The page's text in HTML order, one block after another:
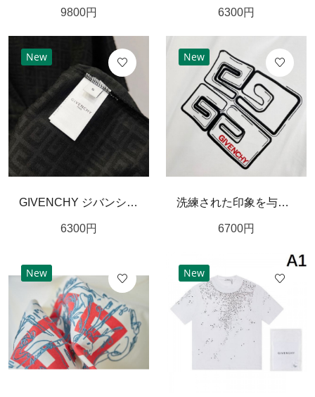
9800円 6300円
New
GIVENCHY ジバンシィ スーパー コピー 半袖Tシャツ クールで繊細な仕立て
6300円
New
洗練された印象を与える ジバンシィ スーパー コピー 半袖Tシャツ GIVENCHY
6700円
New New